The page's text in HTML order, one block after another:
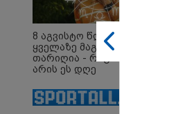
8 აგვისტო წლის
ყველაზე მაგიური
თარიღია - რატომ
არის ეს დღე
რა უნდა ვიცოდეთ?